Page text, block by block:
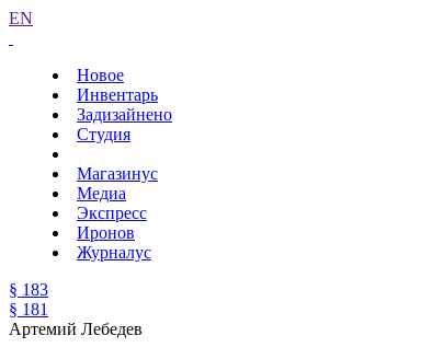
EN
Новое
Инвентарь
Задизайнено
Студия
Магазинус
Медиа
Экспресс
Иронов
Журналус
§ 183
§ 181
Артемий Лебедев